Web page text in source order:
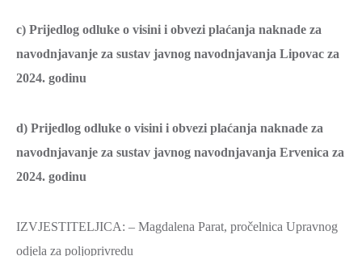
c) Prijedlog odluke o visini i obvezi plaćanja naknade za
navodnjavanje za sustav javnog navodnjavanja Lipovac za
2024. godinu
d) Prijedlog odluke o visini i obvezi plaćanja naknade za
navodnjavanje za sustav javnog navodnjavanja Ervenica za
2024. godinu
IZVJESTITELJICA: – Magdalena Parat, pročelnica Upravnog
odjela za poljoprivredu